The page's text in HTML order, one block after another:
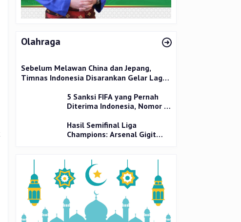
Olahraga
Sebelum Melawan China dan Jepang,
Timnas Indonesia Disarankan Gelar Laga
5 Sanksi FIFA yang Pernah
Diterima Indonesia, Nomor 1
Hasil Semifinal Liga
Champions: Arsenal Gigit